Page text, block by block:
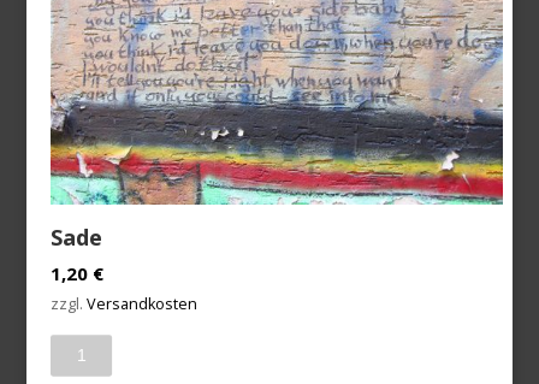
Sade
1,20 €
zzgl.Versandkosten